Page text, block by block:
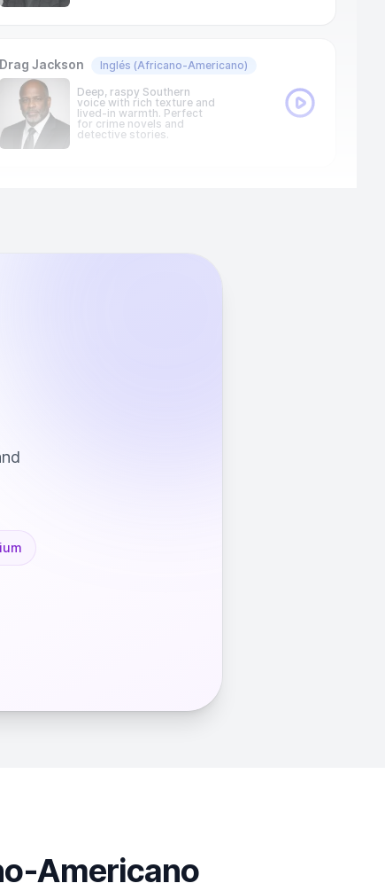
Drag Jackson Inglés (Africano-Americano)
Deep, raspy Southern
voice with rich texture and
lived-in warmth. Perfect
for crime novels and
detective stories.
Americano